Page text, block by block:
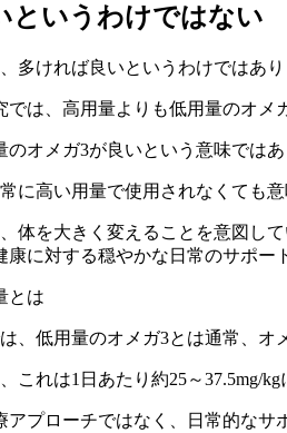
というわけではない
多ければ良いというわけではあり
では、高用量よりも低用量のオメ
のオメガ3が良いという意味ではあ
に高い用量で使用されなくても
体を大きく変えることを意図して
康に対する穏やかな日常のサポー
とは
は、低用量のオメガ3とは通常、
これは1日あたり約25～37.5mg/kg
アプローチではなく、日常的なサ